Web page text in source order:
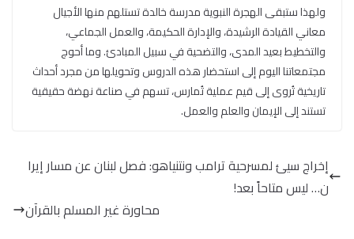
ولهذا ستبقى الهجرة النبوية مدرسة خالدة تستلهم منها الأجيال
معاني القيادة الرشيدة، والإدارة الحكيمة، والعمل الجماعي،
والتخطيط بعيد المدى، والتضحية في سبيل المبادئ. وما أحوج
مجتمعاتنا اليوم إلى استحضار هذه الدروس وتحويلها من مجرد أحداث
تاريخية تُروى إلى قيم عملية تُمارس، تسهم في صناعة نهضة حقيقية
تستند إلى الإيمان والعلم والعمل.
‏‏إخراج سيئ لمسرحية ترامب ونتنياهو: فصل لبنان عن مسار إيرا
ن… ليس متاحاً بعد!
محاورة غير المسلم بالقرآن